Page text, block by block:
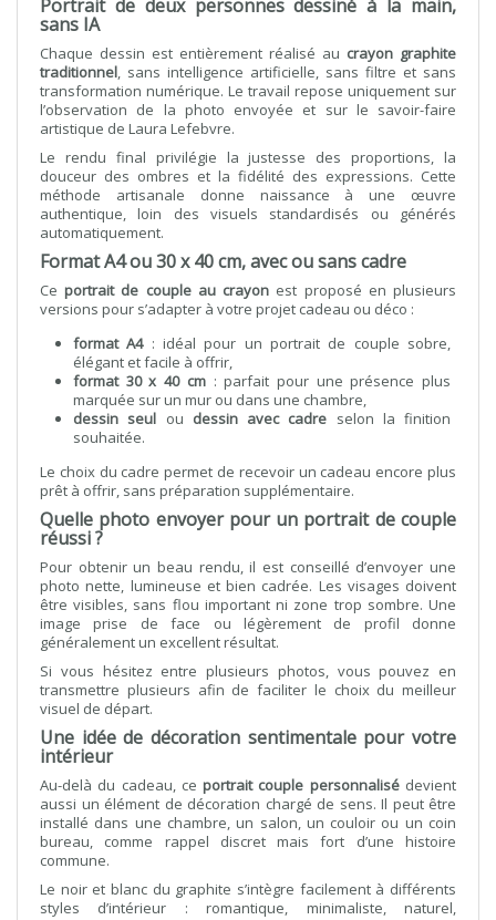
Portrait de deux personnes dessiné à la main,
sans IA
Chaque dessin est entièrement réalisé au crayon graphite
traditionnel, sans intelligence artificielle, sans filtre et sans
transformation numérique. Le travail repose uniquement sur
l’observation de la photo envoyée et sur le savoir-faire
artistique de Laura Lefebvre.
Le rendu final privilégie la justesse des proportions, la
douceur des ombres et la fidélité des expressions. Cette
méthode artisanale donne naissance à une œuvre
authentique, loin des visuels standardisés ou générés
automatiquement.
Format A4 ou 30 x 40 cm, avec ou sans cadre
Ceportrait de couple au crayon est proposé en plusieurs
versions pour s’adapter à votre projet cadeau ou déco :
format A4: idéal pour un portrait de couple sobre,
élégant et facile à offrir,
format 30 x 40 cm: parfait pour une présence plus
marquée sur un mur ou dans une chambre,
dessin seul ou dessin avec cadre selon la finition
souhaitée.
Le choix du cadre permet de recevoir un cadeau encore plus
prêt à offrir, sans préparation supplémentaire.
Quelle photo envoyer pour un portrait de couple
réussi ?
Pour obtenir un beau rendu, il est conseillé d’envoyer une
photo nette, lumineuse et bien cadrée. Les visages doivent
être visibles, sans flou important ni zone trop sombre. Une
image prise de face ou légèrement de profil donne
généralement un excellent résultat.
Si vous hésitez entre plusieurs photos, vous pouvez en
transmettre plusieurs afin de faciliter le choix du meilleur
visuel de départ.
Une idée de décoration sentimentale pour votre
intérieur
Au-delà du cadeau, ceportrait couple personnalisédevient
aussi un élément de décoration chargé de sens. Il peut être
installé dans une chambre, un salon, un couloir ou un coin
bureau, comme rappel discret mais fort d’une histoire
commune.
Le noir et blanc du graphite s’intègre facilement à différents
styles d’intérieur : romantique, minimaliste, naturel,